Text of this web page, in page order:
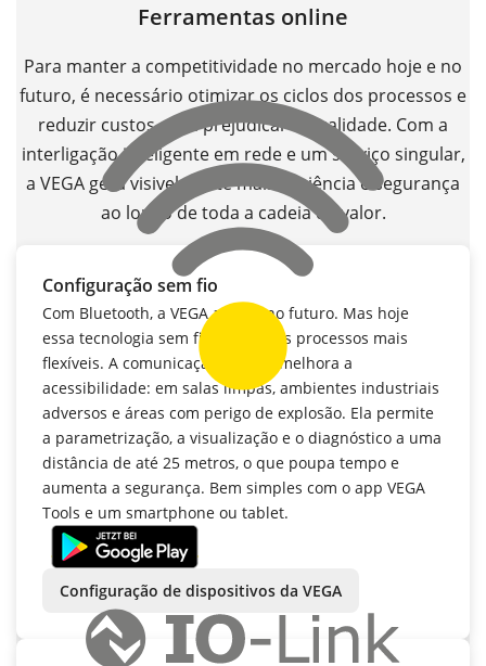
Ferramentas online
Para manter a competitividade no mercado hoje e no
futuro, é necessário otimizar os ciclos dos processos e
reduzir custos, sem prejudicar a qualidade. Com a
interligação inteligente em rede e um serviço singular,
a VEGA gera visivelmente mais eficiência e segurança
ao longo de toda a cadeia de valor.
Configuração sem fio
Com Bluetooth, a VEGA aposta no futuro. Mas hoje
essa tecnologia sem fio já torna os processos mais
flexíveis. A comunicação sem fio melhora a
acessibilidade: em salas limpas, ambientes industriais
adversos e áreas com perigo de explosão. Ela permite
a parametrização, a visualização e o diagnóstico a uma
distância de até 25 metros, o que poupa tempo e
aumenta a segurança. Bem simples com o app VEGA
Tools e um smartphone ou tablet.
Configuração de dispositivos da VEGA